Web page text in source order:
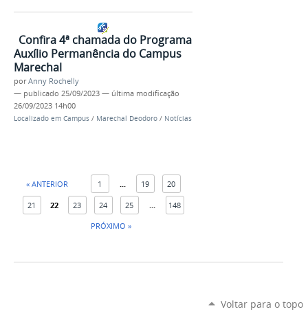
Confira 4ª chamada do Programa
Auxílio Permanência do Campus
Marechal
porAnny Rochelly
— publicado 25/09/2023 — última modificação
26/09/2023 14h00
Localizado em Campus / Marechal Deodoro / Notícias
« ANTERIOR 1 19 20
21 22 23 24 25
148
PRÓXIMO »
Voltar para o topo